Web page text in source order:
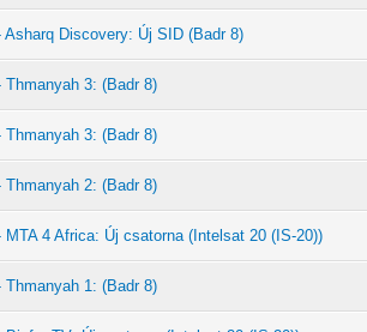
Asharq Discovery: Új SID (Badr 8)
Thmanyah 3: (Badr 8)
Thmanyah 3: (Badr 8)
Thmanyah 2: (Badr 8)
MTA 4 Africa: Új csatorna (Intelsat 20 (IS-20))
Thmanyah 1: (Badr 8)